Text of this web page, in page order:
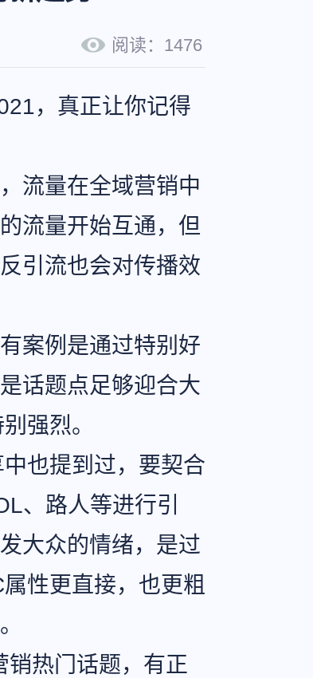
阅读： 1476
，真正让你记得
流量在全域营销中
流量开始互通，但
引流也会对传播效
案例是通过特别好
话题点足够迎合大
强烈。
也提到过，要契合
、路人等进行引
大众的情绪，是过
性更直接，也更粗
热门话题，有正